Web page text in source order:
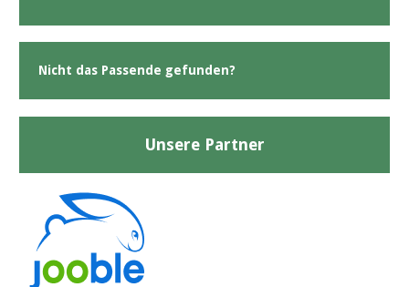
Nicht das Passende gefunden?
Unsere Partner